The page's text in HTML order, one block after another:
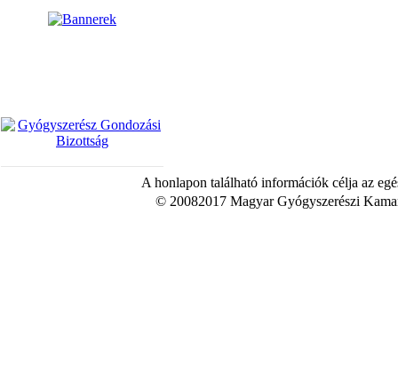
A honlapon található információk célja az
© 20082017 Magyar Gyógyszerészi